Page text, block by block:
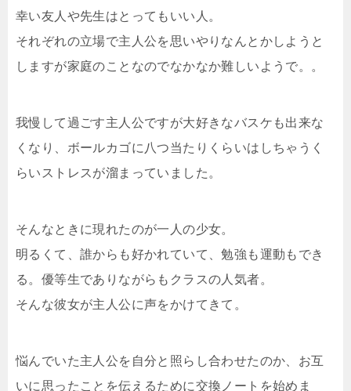
幸い友人や先生はとってもいい人。
それぞれの立場で主人公を思いやりなんとかしようと
しますが家庭のことなのでなかなか難しいようで。。
我慢して過ごす主人公ですが大好きなバスケも出来な
くなり、ボールカゴに八つ当たりくらいはしちゃうく
らいストレスが溜まっていました。
そんなときに現れたのが一人の少女。
明るくて、誰からも好かれていて、勉強も運動もでき
る。優等生でありながらもクラスの人気者。
そんな彼女が主人公に声をかけてきて。
悩んでいた主人公を自分と照らし合わせたのか、お互
いに思ったことを伝えるために交換ノートを始めま